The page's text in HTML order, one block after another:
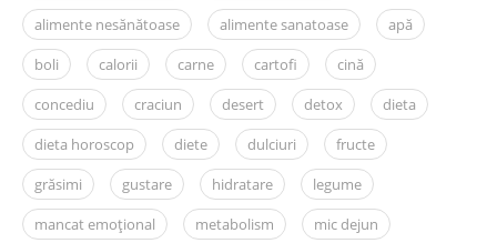
alimente nesănătoase
alimente sanatoase
apă
boli
calorii carne cartofi
cină
concediu
craciun desert detox
dieta
dieta horoscop
diete dulciuri
fructe
grăsimi
gustare hidratare
legume
mancat emoțional
metabolism
mic dejun